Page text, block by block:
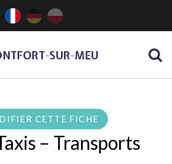
-SUR-MEU
CETTE FICHE
– Transports